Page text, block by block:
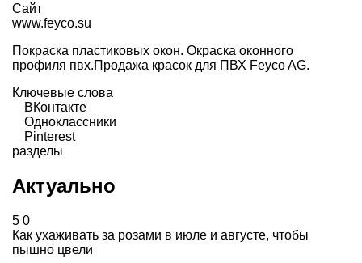
Сайт
www.feyco.su
Покраска пластиковых окон. Окраска оконного
профиля пвх.Продажа красок для ПВХ Feyco AG.
Ключевые слова
ВКонтакте
Одноклассники
Pinterest
разделы
Актуально
5 0
Как ухаживать за розами в июле и августе, чтобы
пышно цвели